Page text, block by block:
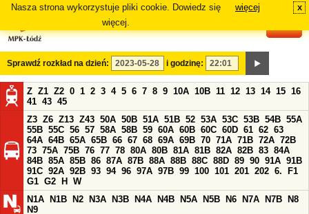
Nasza strona wykorzystuje pliki cookie. Dowiedz się
więcej.
więcej x
Sprawdź rozkład na dzień: i godzinę:
Z Z1 Z2 0 1 2 3 4 5 6 7 8 9 10A 10B 11 12 13 14 15 16
41 43 45
Z3 Z6 Z13 Z43 50A 50B 51A 51B 52 53A 53C 53B 54B 55A
55B 55C 56 57 58A 58B 59 60A 60B 60C 60D 61 62 63
64A 64B 65A 65B 66 67 68 69A 69B 70 71A 71B 72A 72B
73 75A 75B 76 77 78 80A 80B 81A 81B 82A 82B 83 84A
84B 85A 85B 86 87A 87B 88A 88B 88C 88D 89 90 91A 91B
91C 92A 92B 93 94 96 97A 97B 99 100 101 201 202 6.
F1
G1 G2 H
W
N1A
N1B N2 N3A N3B N4A N4B N5A N5B N6 N7A N7B
N8
N9